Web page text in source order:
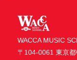
WACCA MUSIC
〒104-0061 東京